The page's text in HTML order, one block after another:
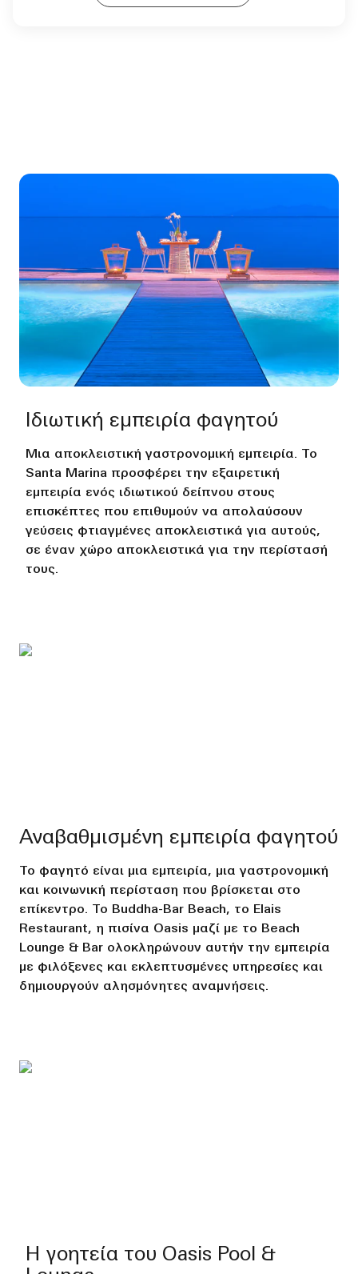
Ιδιωτική εμπειρία φαγητού
Μια αποκλειστική γαστρονομική εμπειρία. Το
Santa Marina προσφέρει την εξαιρετική
εμπειρία ενός ιδιωτικού δείπνου στους
επισκέπτες που επιθυμούν να απολαύσουν
γεύσεις φτιαγμένες αποκλειστικά για αυτούς,
σε έναν χώρο αποκλειστικά για την περίστασή
τους.
Αναβαθμισμένη εμπειρία φαγητού
Το φαγητό είναι μια εμπειρία, μια γαστρονομική
και κοινωνική περίσταση που βρίσκεται στο
επίκεντρο. Το Buddha-Bar Beach, το Elais
Restaurant, η πισίνα Oasis μαζί με το Beach
Lounge & Bar ολοκληρώνουν αυτήν την εμπειρία
με φιλόξενες και εκλεπτυσμένες υπηρεσίες και
δημιουργούν αλησμόνητες αναμνήσεις.
Η γοητεία του Oasis Pool &